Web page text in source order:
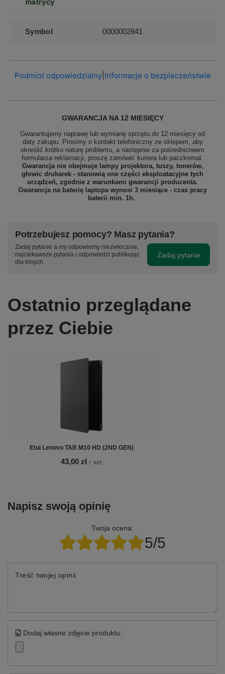
matrycy
Symbol 0000002841
Podmiot odpowiedzialny| Informacje o bezpieczeństwie
GWARANCJA NA 12 MIESIĘCY
Gwarantujemy naprawę lub wymianę sprzętu do 12 miesięcy od
daty zakupu. Prosimy o kontakt telefoniczny ze sklepem, aby
określić krótko naturę problemu, a następnie za pośrednictwem
formularza reklamacji, proszę zamówić kuriera lub paczkomat.
Gwarancja nie obejmuje lampy projektora, tuszy, tonerów,
głowic drukarek - stanowią one części eksploatacyjne tych
urządzeń, zgodnie z warunkami gwarancji producenta.
Gwarancja na baterię laptopa wynosi 3 miesiące - czas pracy
baterii min. 1h.
Potrzebujesz pomocy? Masz pytania?
Zadaj pytanie a my odpowiemy niezwłocznie,
najciekawsze pytania i odpowiedzi publikując
dla innych.
Zadaj pytanie
Ostatnio przeglądane
przez Ciebie
Etui Lenovo TAB M10 HD (2ND GEN)
43,00 zł / szt.
Napisz swoją opinię
Twoja ocena:
5/5
Treść twojej opinii
Dodaj własne zdjęcie produktu: